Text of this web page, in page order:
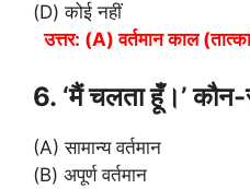
(D) कोई नहीं
उत्तर: (A) वर्तमान काल
6. ‘मैं चलता हूँ।’
(A) सामान्य वर्तमान
(B) अपूर्ण वर्तमान